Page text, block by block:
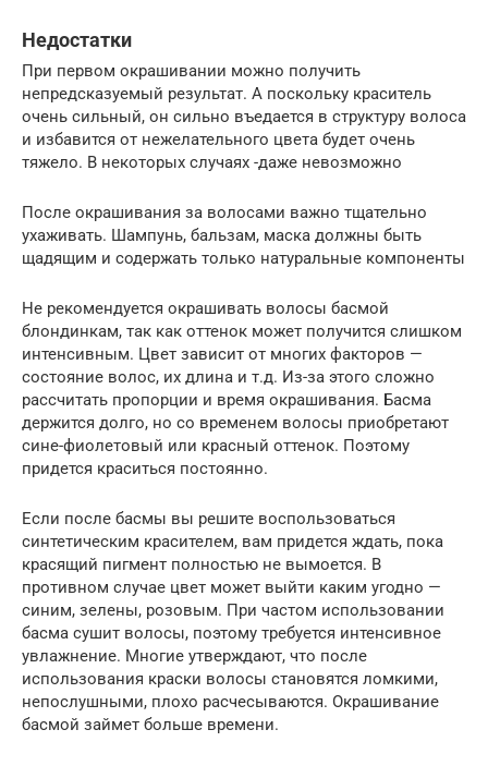
Недостатки
При первом окрашивании можно получить
непредсказуемый результат. А поскольку краситель
очень сильный, он сильно въедается в структуру волоса
и избавится от нежелательного цвета будет очень
тяжело. В некоторых случаях -даже невозможно
После окрашивания за волосами важно тщательно
ухаживать. Шампунь, бальзам, маска должны быть
щадящим и содержать только натуральные компоненты
Не рекомендуется окрашивать волосы басмой
блондинкам, так как оттенок может получится слишком
интенсивным. Цвет зависит от многих факторов —
состояние волос, их длина и т.д. Из-за этого сложно
рассчитать пропорции и время окрашивания. Басма
держится долго, но со временем волосы приобретают
сине-фиолетовый или красный оттенок. Поэтому
придется краситься постоянно.
Если после басмы вы решите воспользоваться
синтетическим красителем, вам придется ждать, пока
красящий пигмент полностью не вымоется. В
противном случае цвет может выйти каким угодно —
синим, зелены, розовым. При частом использовании
басма сушит волосы, поэтому требуется интенсивное
увлажнение. Многие утверждают, что после
использования краски волосы становятся ломкими,
непослушными, плохо расчесываются. Окрашивание
басмой займет больше времени.